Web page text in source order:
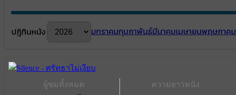
ปฎิทินหนัง มกราคมกุมภาพันธ์มีนาคมเมษายนพฤษภาคม
ผู้ชมทั้งหมด ความยาวหนัง